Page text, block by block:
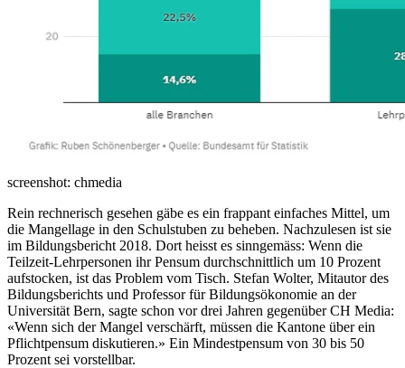
screenshot: chmedia
Rein rechnerisch gesehen gäbe es ein frappant einfaches Mittel, um
die Mangellage in den Schulstuben zu beheben. Nachzulesen ist sie
im Bildungsbericht 2018. Dort heisst es sinngemäss: Wenn die
Teilzeit-Lehrpersonen ihr Pensum durchschnittlich um 10 Prozent
aufstocken, ist das Problem vom Tisch. Stefan Wolter, Mitautor des
Bildungsberichts und Professor für Bildungsökonomie an der
Universität Bern, sagte schon vor drei Jahren gegenüber CH Media:
«Wenn sich der Mangel verschärft, müssen die Kantone über ein
Pflichtpensum diskutieren.» Ein Mindestpensum von 30 bis 50
Prozent sei vorstellbar.